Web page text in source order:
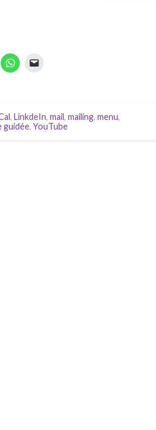
, LinkdeIn, mail, mailing, menu,
guidée, YouTube